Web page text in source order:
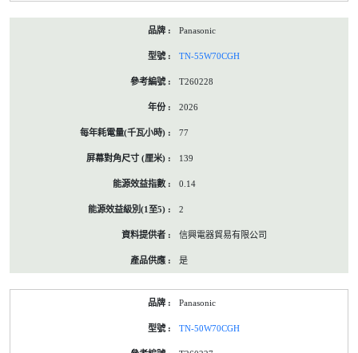
Panasonic
TN-55W70CGH
T260228
2026
77
139
0.14
2
信興電器貿易有限公司
是
Panasonic
TN-50W70CGH